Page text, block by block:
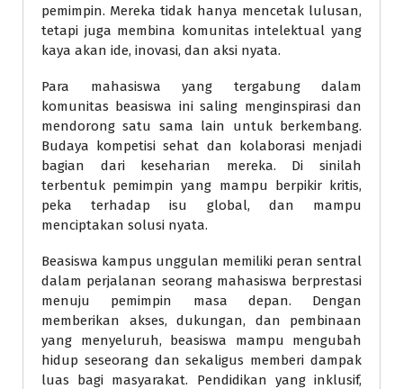
pemimpin. Mereka tidak hanya mencetak lulusan,
tetapi juga membina komunitas intelektual yang
kaya akan ide, inovasi, dan aksi nyata.
Para mahasiswa yang tergabung dalam
komunitas beasiswa ini saling menginspirasi dan
mendorong satu sama lain untuk berkembang.
Budaya kompetisi sehat dan kolaborasi menjadi
bagian dari keseharian mereka. Di sinilah
terbentuk pemimpin yang mampu berpikir kritis,
peka terhadap isu global, dan mampu
menciptakan solusi nyata.
Beasiswa kampus unggulan memiliki peran sentral
dalam perjalanan seorang mahasiswa berprestasi
menuju pemimpin masa depan. Dengan
memberikan akses, dukungan, dan pembinaan
yang menyeluruh, beasiswa mampu mengubah
hidup seseorang dan sekaligus memberi dampak
luas bagi masyarakat. Pendidikan yang inklusif,